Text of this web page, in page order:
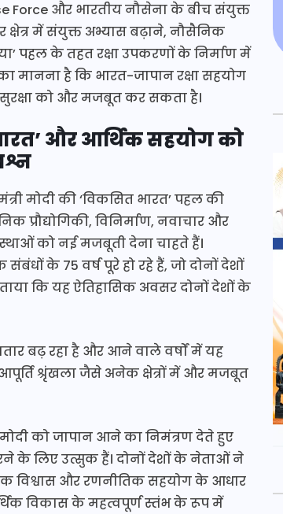
Force और भारतीय नौसेना के बीच संयुक्त
क्षेत्र में संयुक्त अभ्यास बढ़ाने, नौसैनिक
पहल के तहत रक्षा उपकरणों के निर्माण में
मानना है कि भारत-जापान रक्षा सहयोग
को और मजबूत कर सकता है।
और आर्थिक सहयोग को
मोदी की ‘विकसित भारत’ पहल की
प्रौद्योगिकी, विनिर्माण, नवाचार और
को नई मजबूती देना चाहते हैं।
के 75 वर्ष पूरे हो रहे हैं, जो दोनों देशों
कि यह ऐतिहासिक अवसर दोनों देशों के
बढ़ रहा है और आने वाले वर्षों में यह
आपूर्ति श्रृंखला जैसे अनेक क्षेत्रों में और मजबूत
मोदी को जापान आने का निमंत्रण देते हुए
के लिए उत्सुक हैं। दोनों देशों के नेताओं ने
विश्वास और रणनीतिक सहयोग के आधार
विकास के महत्वपूर्ण स्तंभ के रूप में